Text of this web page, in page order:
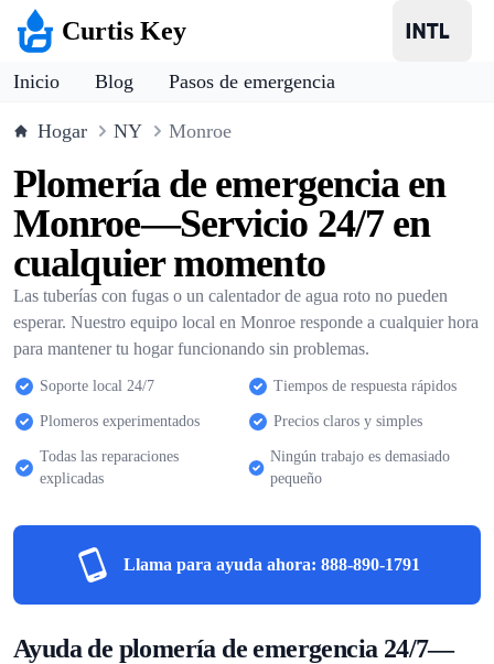
Curtis Key
Inicio Blog Pasos de emergencia
Hogar NY Monroe
Plomería de emergencia en
Monroe—Servicio 24/7 en
cualquier momento
Las tuberías con fugas o un calentador de agua roto no pueden
esperar. Nuestro equipo local en Monroe responde a cualquier hora
para mantener tu hogar funcionando sin problemas.
Soporte local 24/7 Tiempos de respuesta rápidos
Plomeros experimentados Precios claros y simples
Todas las reparaciones
explicadas
Ningún trabajo es demasiado
pequeño
Llama para ayuda ahora: 888-890-1791
Ayuda de plomería de emergencia 24/7—